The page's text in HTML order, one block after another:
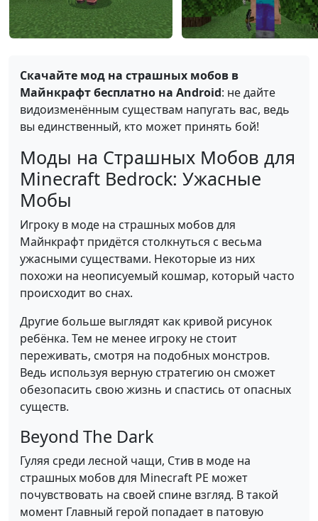
Скачайте мод на страшных мобов в
Майнкрафт бесплатно на Android: не дайте
видоизменённым существам напугать вас, ведь
вы единственный, кто может принять бой!
Моды на Страшных Мобов для
Minecraft Bedrock: Ужасные
Мобы
Игроку в моде на страшных мобов для
Майнкрафт придётся столкнуться с весьма
ужасными существами. Некоторые из них
похожи на неописуемый кошмар, который часто
происходит во снах.
Другие больше выглядят как кривой рисунок
ребёнка. Тем не менее игроку не стоит
переживать, смотря на подобных монстров.
Ведь используя верную стратегию он сможет
обезопасить свою жизнь и спастись от опасных
существ.
Beyond The Dark
Гуляя среди лесной чащи, Стив в моде на
страшных мобов для Minecraft PE может
почувствовать на своей спине взгляд. В такой
момент Главный герой попадает в патовую